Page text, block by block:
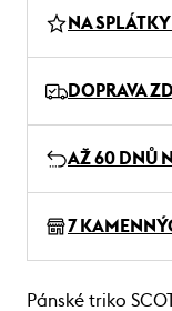
NA
DOPRAVA
AŽ 60 DNŮ
7
Pánské triko